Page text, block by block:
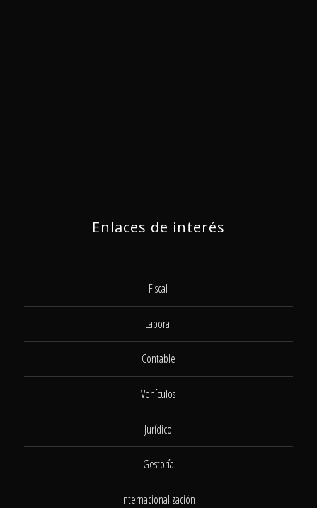
Enlaces de interés
Fiscal
Laboral
Contable
Vehículos
Jurídico
Gestoría
Internacionalización